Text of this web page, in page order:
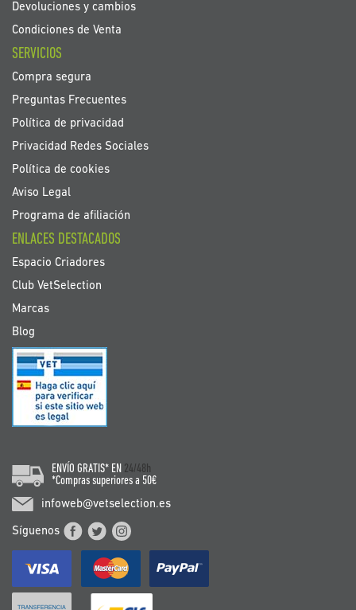
Devoluciones y cambios
Condiciones de Venta
SERVICIOS
Compra segura
Preguntas Frecuentes
Política de privacidad
Privacidad Redes Sociales
Política de cookies
Aviso Legal
Programa de afiliación
ENLACES DESTACADOS
Espacio Criadores
Club VetSelection
Marcas
Blog
ENVÍO GRATIS* EN 24/48h
*Compras superiores a 50€
infoweb@vetselection.es
Síguenos